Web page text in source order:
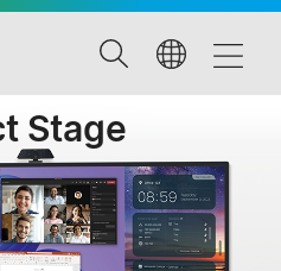
Stage